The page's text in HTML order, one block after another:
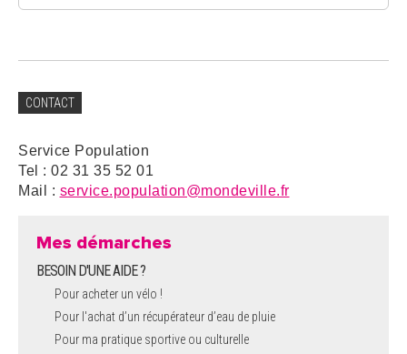
CONTACT
Service Population
Tel : 02 31 35 52 01
Mail : service.population@mondeville.fr
Mes démarches
BESOIN D'UNE AIDE ?
Pour acheter un vélo !
Pour l'achat d’un récupérateur d’eau de pluie
Pour ma pratique sportive ou culturelle